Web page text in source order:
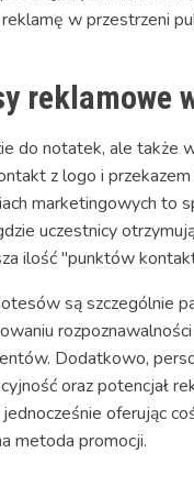
w przestrzeni
do notatek, ale także
z logo i
marketingowych to
uczestnicy
ilość "punktów
są szczególnie
Dodatkowo,
oraz potencjał
oferując
metoda promocji.